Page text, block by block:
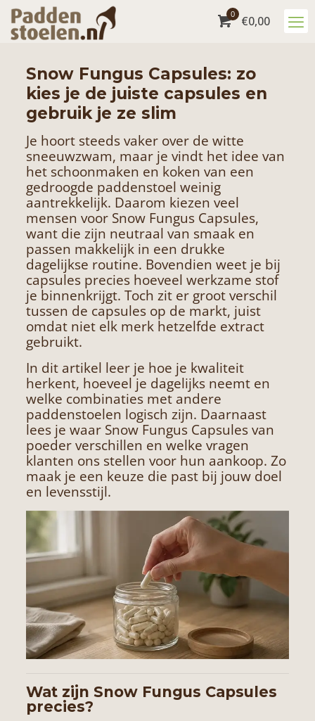
0 €0,00
Snow Fungus Capsules: zo
kies je de juiste capsules en
gebruik je ze slim
Je hoort steeds vaker over de witte
sneeuwzwam, maar je vindt het idee van
het schoonmaken en koken van een
gedroogde paddenstoel weinig
aantrekkelijk. Daarom kiezen veel
mensen voor Snow Fungus Capsules,
want die zijn neutraal van smaak en
passen makkelijk in een drukke
dagelijkse routine. Bovendien weet je bij
capsules precies hoeveel werkzame stof
je binnenkrijgt. Toch zit er groot verschil
tussen de capsules op de markt, juist
omdat niet elk merk hetzelfde extract
gebruikt.
In dit artikel leer je hoe je kwaliteit
herkent, hoeveel je dagelijks neemt en
welke combinaties met andere
paddenstoelen logisch zijn. Daarnaast
lees je waar Snow Fungus Capsules van
poeder verschillen en welke vragen
klanten ons stellen voor hun aankoop. Zo
maak je een keuze die past bij jouw doel
en levensstijl.
Wat zijn Snow Fungus Capsules
precies?